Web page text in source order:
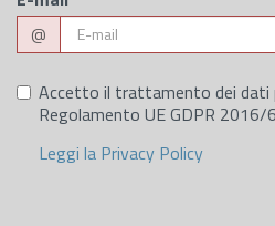
@
Accetto il trattamento dei dati
Regolamento UE GDPR 2016/
Leggi la Privacy Policy